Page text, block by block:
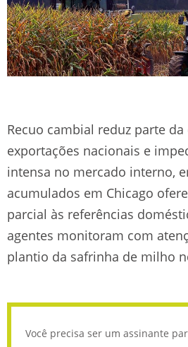
Recuo cambial reduz parte
exportações nacionais e
intensa no mercado interno,
acumulados em Chicago
parcial às referências
agentes monitoram com
plantio da safrinha de milho
Você precisa ser um assinante